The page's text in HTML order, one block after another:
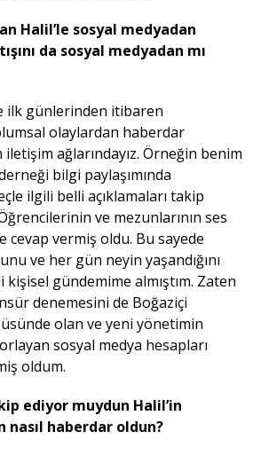
Halil’le sosyal medyadan
da sosyal medyadan mı
ilk günlerinden itibaren
olaylardan haberdar
iletişim ağlarındayız. Örneğin benim
bilgi paylaşımında
ilgili belli açıklamaları takip
ve mezunlarının ses
cevap vermiş oldu. Bu sayede
ve her gün neyin yaşandığını
gündemime almıştım. Zaten
denemesini de Boğaziçi
olan ve yeni yönetimin
sosyal medya hesapları
oldum.
ediyor muydun Halil’in
nasıl haberdar oldun?